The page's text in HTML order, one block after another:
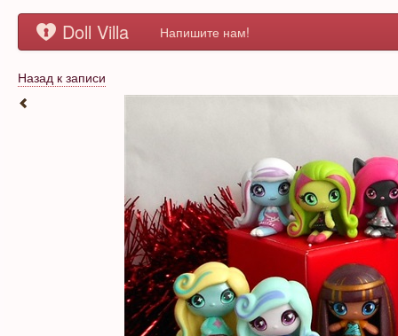
Doll Villa Напишите нам!
Назад к записи